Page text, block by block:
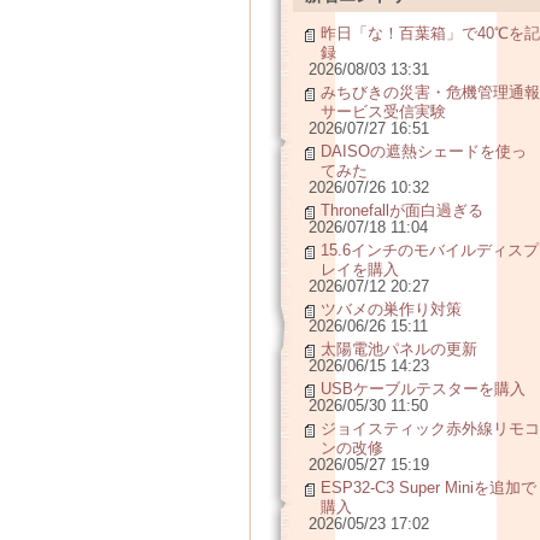
昨日「な！百葉箱」で40℃を記
録
2026/08/03 13:31
みちびきの災害・危機管理通報
サービス受信実験
2026/07/27 16:51
DAISOの遮熱シェードを使っ
てみた
2026/07/26 10:32
Thronefallが面白過ぎる
2026/07/18 11:04
15.6インチのモバイルディスプ
レイを購入
2026/07/12 20:27
ツバメの巣作り対策
2026/06/26 15:11
太陽電池パネルの更新
2026/06/15 14:23
USBケーブルテスターを購入
2026/05/30 11:50
ジョイスティック赤外線リモコ
ンの改修
2026/05/27 15:19
ESP32-C3 Super Miniを追加で
購入
2026/05/23 17:02